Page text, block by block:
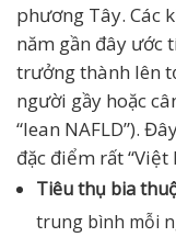
phương Tây. Các
năm gần đây ước
trưởng thành lên
người gầy hoặc
“lean NAFLD”).
đặc điểm rất “Việt
Tiêu thụ bia
trung bình mỗi